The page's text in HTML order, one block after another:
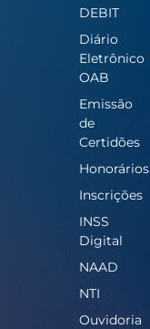
DEBIT
Diário
Eletrônico
OAB
Emissão
de
Certidões
Honorários
Inscrições
INSS
Digital
NAAD
NTI
Ouvidoria